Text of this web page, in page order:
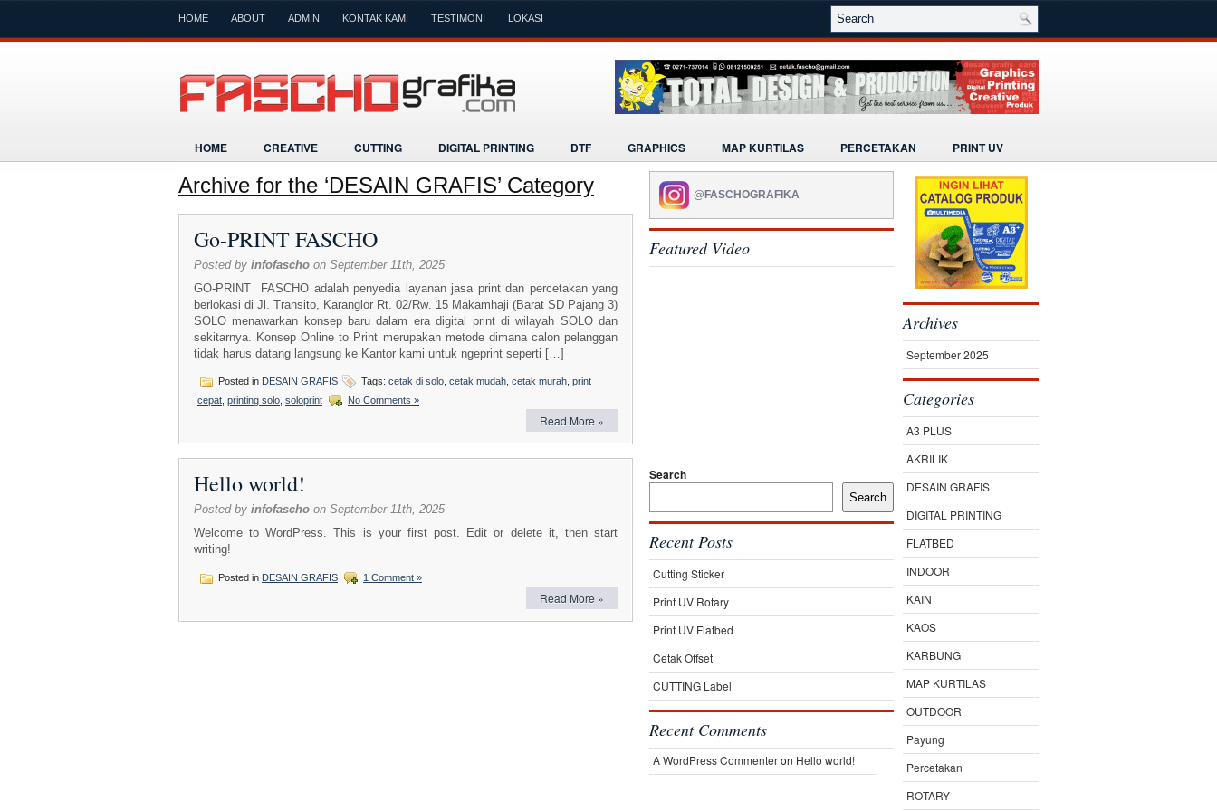
HOME ABOUT ADMIN KONTAK KAMI TESTIMONI LOKASI
HOME CREATIVE CUTTING DIGITAL PRINTING DTF GRAPHICS MAP KURTILAS PERCETAKAN PRINT UV
Archive for the ‘DESAIN GRAFIS’ Category
Go-PRINT FASCHO
Posted by infofascho on September 11th, 2025
GO-PRINT FASCHO adalah penyedia layanan jasa print dan percetakan yang
berlokasi di Jl. Transito, Karanglor Rt. 02/Rw. 15 Makamhaji (Barat SD Pajang 3)
SOLO menawarkan konsep baru dalam era digital print di wilayah SOLO dan
sekitarnya. Konsep Online to Print merupakan metode dimana calon pelanggan
tidak harus datang langsung ke Kantor kami untuk ngeprint seperti […]
Posted in DESAIN GRAFIS Tags: cetak di solo cetak mudah cetak murah print
cepat printing solo soloprint No Comments »
Read More »
Hello world!
Posted by infofascho on September 11th, 2025
Welcome to WordPress. This is your first post. Edit or delete it, then start
writing!
Posted in DESAIN GRAFIS 1 Comment »
Read More »
@FASCHOGRAFIKA
Featured Video
Search
Search
Recent Posts
Cutting Sticker
Print UV Rotary
Print UV Flatbed
Cetak Offset
CUTTING Label
Recent Comments
A WordPress Commenteron Hello world!
Archives
September 2025
Categories
A3 PLUS
AKRILIK
DESAIN GRAFIS
DIGITAL PRINTING
FLATBED
INDOOR
KAIN
KAOS
KARBUNG
MAP KURTILAS
OUTDOOR
Payung
Percetakan
ROTARY